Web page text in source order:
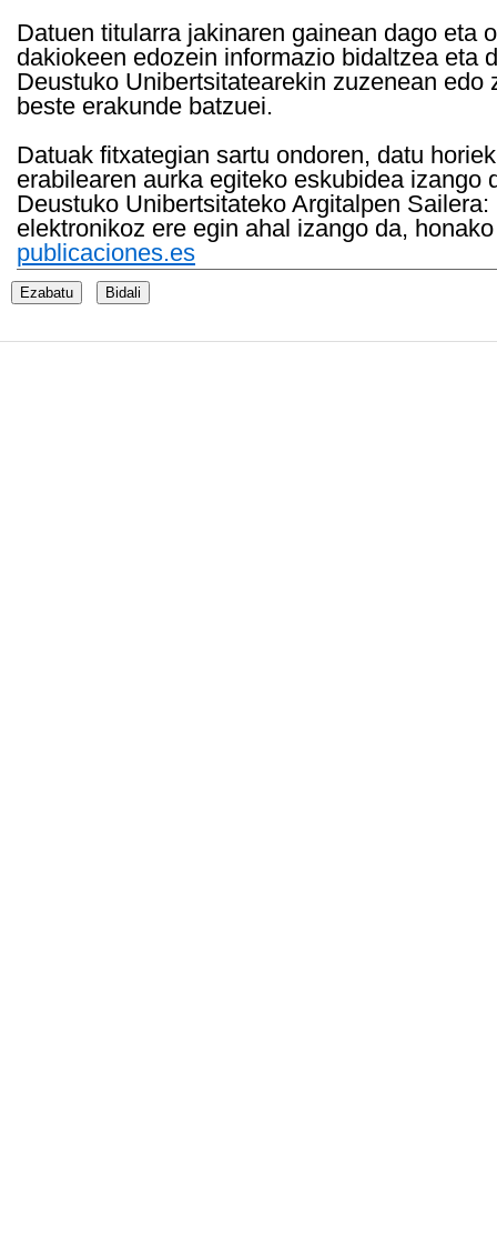
Datuen titularra jakinaren gainean dago eta
dakiokeen edozein informazio bidaltzea eta
Deustuko Unibertsitatearekin zuzenean
beste erakunde batzuei.
Datuak fitxategian sartu ondoren, datu
erabilearen aurka egiteko eskubidea
Deustuko Unibertsitateko Argitalpen
elektronikoz ere egin ahal izango da,
publicaciones.es
Ezabatu Bidali